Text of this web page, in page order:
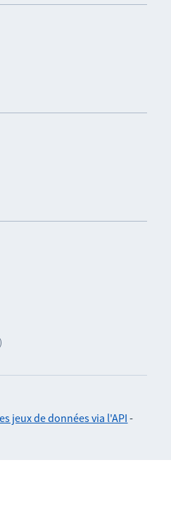
jeux de données via l'API -